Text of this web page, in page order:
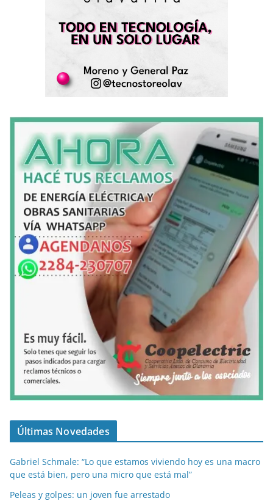
Últimas Novedades
Gabriel Schmale: “Lo que estamos viviendo hoy es una macro
que está bien, pero una micro que está mal”
Peleas y golpes: un joven fue arrestado